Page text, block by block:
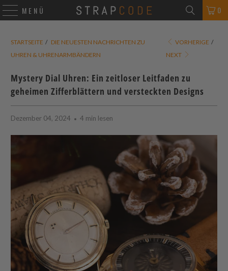
MENÜ 0
STARTSEITE / DIE NEUESTEN NACHRICHTEN ZU
UHREN & UHRENARMBÄNDERN
VORHERIGE /
NEXT
Mystery Dial Uhren: Ein zeitloser Leitfaden zu
geheimen Zifferblättern und versteckten Designs
Dezember 04, 2024 4 min lesen